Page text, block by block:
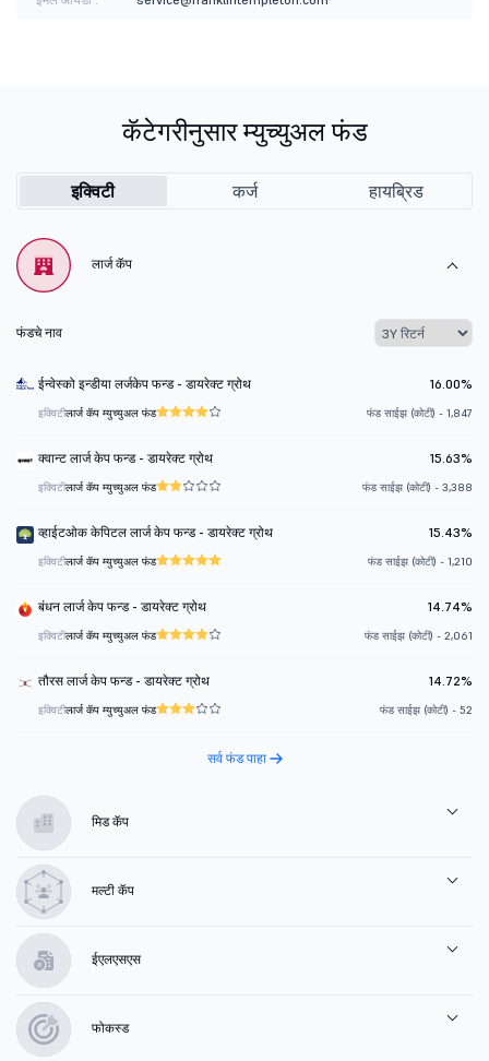
कॅटेगरीनुसार म्युच्युअल फंड
इक्विटी कर्ज हायब्रिड
लार्ज कॅप
फंडचे नाव
ईन्वेस्को इन्डीया लर्जकेप फन्ड - डायरेक्ट ग्रोथ 16.00%
इक्विटीलार्ज कॅप म्युच्युअल फंड फंड साईझ (कोटी) - 1,847
क्वान्ट लार्ज केप फन्ड - डायरेक्ट ग्रोथ 15.63%
इक्विटीलार्ज कॅप म्युच्युअल फंड फंड साईझ (कोटी) - 3,388
व्हाईटओक केपिटल लार्ज केप फन्ड - डायरेक्ट ग्रोथ 15.43%
इक्विटीलार्ज कॅप म्युच्युअल फंड फंड साईझ (कोटी) - 1,210
बंधन लार्ज केप फन्ड - डायरेक्ट ग्रोथ 14.74%
इक्विटीलार्ज कॅप म्युच्युअल फंड फंड साईझ (कोटी) - 2,061
तौरस लार्ज केप फन्ड - डायरेक्ट ग्रोथ 14.72%
इक्विटीलार्ज कॅप म्युच्युअल फंड फंड साईझ (कोटी) - 52
सर्व फंड पाहा
मिड कॅप
मल्टी कॅप
ईएलएसएस
फोकस्ड